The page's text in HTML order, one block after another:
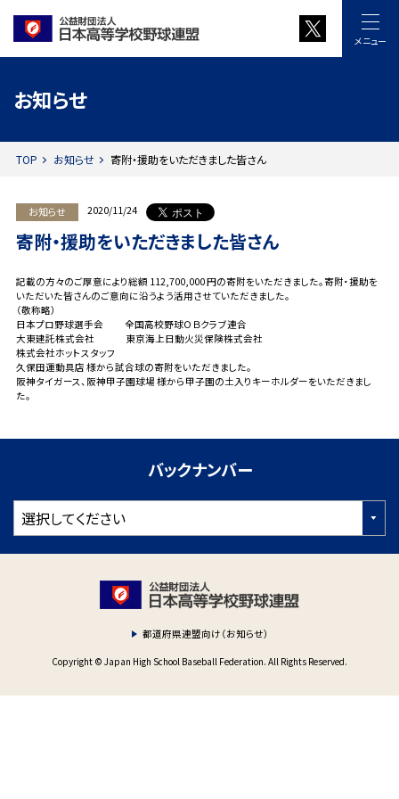
メニュー
お知らせ
TOP お知らせ 寄附・援助をいただきました皆さん
お知らせ 2020/11/24
寄附・援助をいただきました皆さん
記載の方々のご厚意により総額 112,700,000 円の寄附をいただきました。寄附・援助を
いただいた皆さんのご意向に沿うよう活用させていただきました。
（敬称略）
日本プロ野球選手会 全国高校野球ＯＢクラブ連合
大東建託株式会社 東京海上日動火災保険株式会社
株式会社ホットスタッフ
久保田運動具店 様から試合球の寄附をいただきました。
阪神タイガース、阪神甲子園球場 様から甲子園の土入りキーホルダーをいただきまし
た。
バックナンバー
都道府県連盟向け（お知らせ）
Copyright © Japan High School Baseball Federation. All Rights Reserved.